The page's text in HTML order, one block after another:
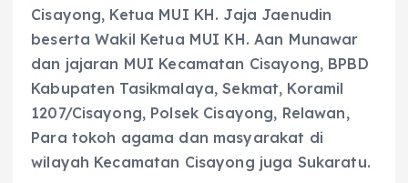
Cisayong, Ketua MUI KH. Jaja Jaenudin
beserta Wakil Ketua MUI KH. Aan Munawar
dan jajaran MUI Kecamatan Cisayong, BPBD
Kabupaten Tasikmalaya, Sekmat, Koramil
1207/Cisayong, Polsek Cisayong, Relawan,
Para tokoh agama dan masyarakat di
wilayah Kecamatan Cisayong juga Sukaratu.